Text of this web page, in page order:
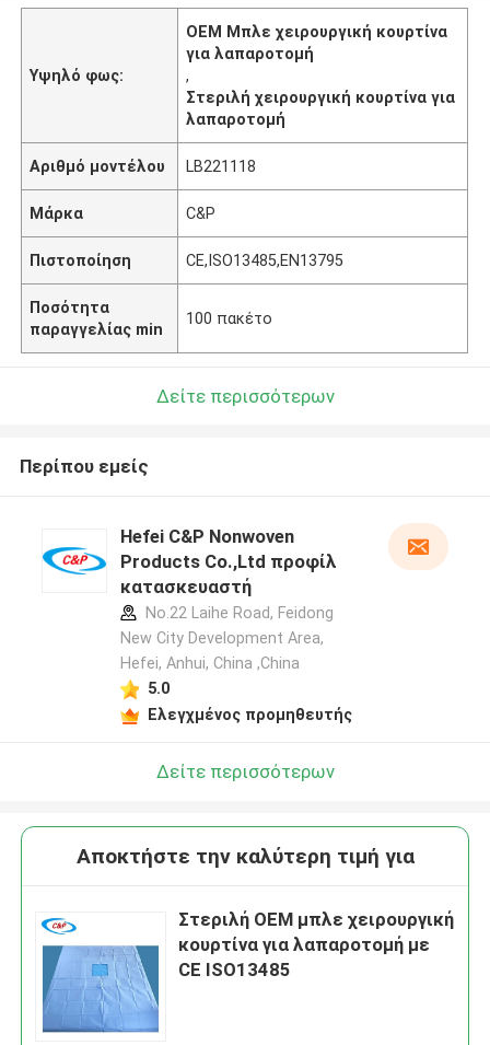
Υψηλό φως:
OEM Μπλε χειρουργική κουρτίνα
για λαπαροτομή
,
Στεριλή χειρουργική κουρτίνα για
λαπαροτομή
Αριθμό μοντέλου LB221118
Μάρκα C&P
Πιστοποίηση CE,ISO13485,EN13795
Ποσότητα
παραγγελίας min
100 πακέτο
Δείτε περισσότερων
Περίπου εμείς
Hefei C&P Nonwoven
Products Co.,Ltd προφίλ
κατασκευαστή
No.22 Laihe Road, Feidong
New City Development Area,
Hefei, Anhui, China ,China
5.0
Ελεγχμένος προμηθευτής
Δείτε περισσότερων
Αποκτήστε την καλύτερη τιμή για
Στεριλή OEM μπλε χειρουργική
κουρτίνα για λαπαροτομή με
CE ISO13485